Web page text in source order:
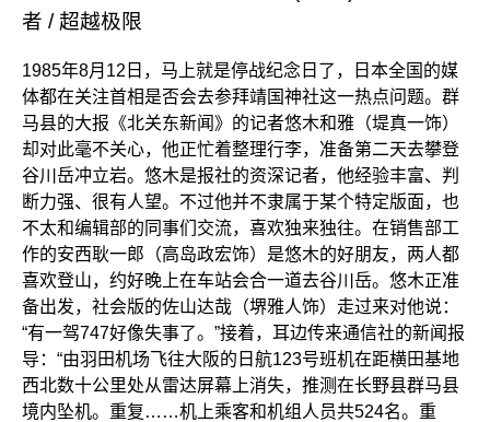
者 / 超越极限
1985年8月12日，马上就是停战纪念日了，日本全国的媒
体都在关注首相是否会去参拜靖国神社这一热点问题。群
马县的大报 《北关东新闻》 的记者悠木和雅（堤真一饰）
却对此毫不关心，他正忙着整理行李，准备第二天去攀登
谷川岳冲立岩。悠木是报社的资深记者，他经验丰富、判
断力强、很有人望。不过他并不隶属于某个特定版面，也
不太和编辑部的同事们交流，喜欢独来独往。在销售部工
作的安西耿一郎（高岛政宏饰）是悠木的好朋友，两人都
喜欢登山，约好晚上在车站会合一道去谷川岳。悠木正准
备出发，社会版的佐山达哉（堺雅人饰）走过来对他说：
“有一驾747好像失事了。”接着，耳边传来通信社的新闻报
导：“由羽田机场飞往大阪的日航123号班机在距横田基地
西北数十公里处从雷达屏幕上消失，推测在长野县群马县
境内坠机。重复……机上乘客和机组人员共524名。重